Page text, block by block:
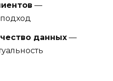
—
данных —